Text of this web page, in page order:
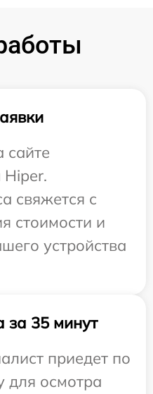
сайте
Hiper.
свяжется с
стоимости и
устройства
за 35 минут
приедет по
для осмотра